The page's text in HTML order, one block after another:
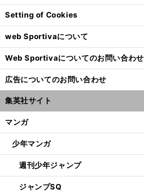
Setting of Cookies
web Sportivaについて
Web Sportivaについてのお問い合わせ
広告についてのお問い合わせ
集英社サイト
マンガ
少年マンガ
週刊少年ジャンプ
ジャンプSQ